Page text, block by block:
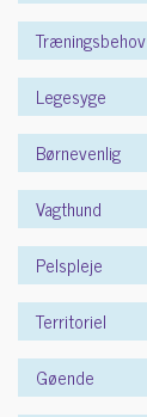
Træningsbehov
Legesyge
Børnevenlig
Vagthund
Pelspleje
Territoriel
Gøende